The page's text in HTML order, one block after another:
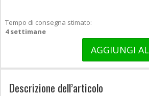
Tempo di consegna stimato:
4 settimane
AGGIUNGI
Descrizione dell’articolo